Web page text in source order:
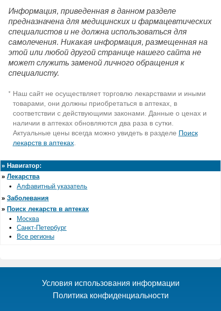
Информация, приведенная в данном разделе
предназначена для медицинских и фармацевтических
специалистов и не должна использоваться для
самолечения. Никакая информация, размещенная на
этой или любой другой странице нашего сайта не
может служить заменой личного обращения к
специалисту.
* Наш сайт не осуществляет торговлю лекарствами и иными
товарами, они должны приобретаться в аптеках, в
соответствии с действующими законами. Данные о ценах и
наличии в аптеках обновляются два раза в сутки.
Актуальные цены всегда можно увидеть в разделе Поиск
лекарств в аптеках.
» Навигатор:
» Лекарства
Алфавитный указатель
» Заболевания
» Поиск лекарств в аптеках
Москва
Санкт-Петербург
Все регионы
Условия использования информации
Политика конфиденциальности